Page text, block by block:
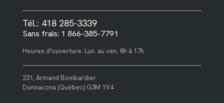
Tél.: 418 285-3339
Sans frais: 1 866-385-7791
Heures d'ouverture: Lun. au ven. 8h à 17h
231, Armand Bombardier
Donnacona (Québec) G3M 1V4